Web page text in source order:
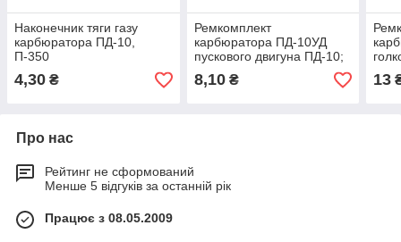
Наконечник тяги газу
карбюратора ПД-10,
П-350
4,30 ₴
Ремкомплект
карбюратора ПД-10УД
пускового двигуна ПД-10;
П-350
8,10₴ 13
Про нас
Рейтинг не сформований
Менше 5 відгуків за останній рік
Працює з 08.05.2009